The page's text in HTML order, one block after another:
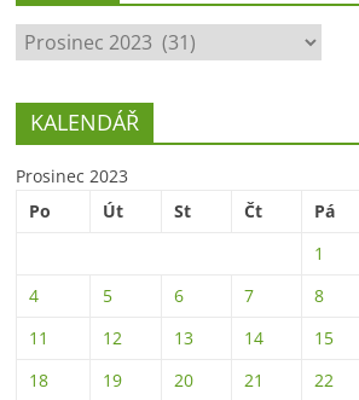
ARCHÍV
KALENDÁŘ
Prosinec 2023
Po
Út St Čt Pá
1
4
5 6 7 8
11
12 13 14 15
18
19 20 21 22